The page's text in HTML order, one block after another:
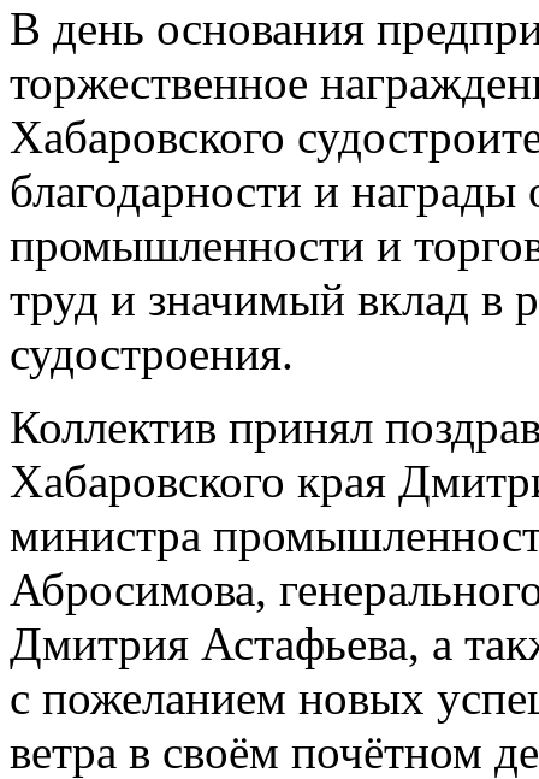
В день основания
торжественное
Хабаровского
благодарности и награды
промышленности и
труд и значимый вклад в
судостроения.
Коллектив принял
Хабаровского края
министра
Абросимова,
Дмитрия Астафьева, а
с пожеланием новых
ветра в своём почётном